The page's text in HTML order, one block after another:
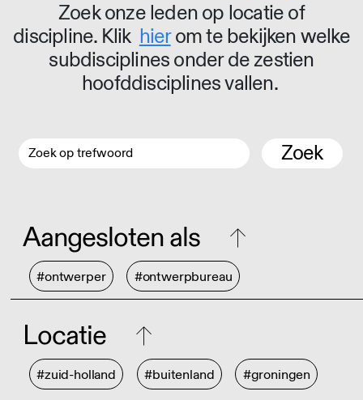
Zoek onze leden op locatie of
discipline. Klik hierom te bekijken welke
subdisciplines onder de zestien
hoofddisciplines vallen.
Zoek
Aangesloten als
#ontwerper #ontwerpbureau
Locatie
#zuid-holland #buitenland #groningen